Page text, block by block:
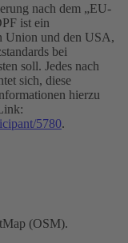
nach dem „EU-
ist ein
Union und den USA,
bei
soll. Jedes nach
sich, diese
hierzu
5780.
(OSM).